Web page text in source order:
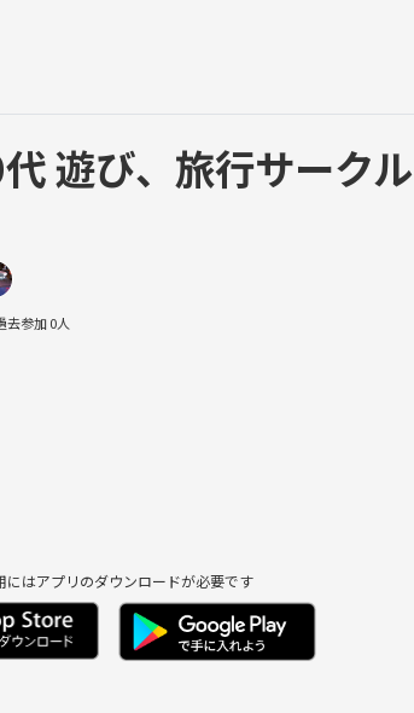
遊び、旅行サークル
去参加 0人
にはアプリのダウンロードが必要です